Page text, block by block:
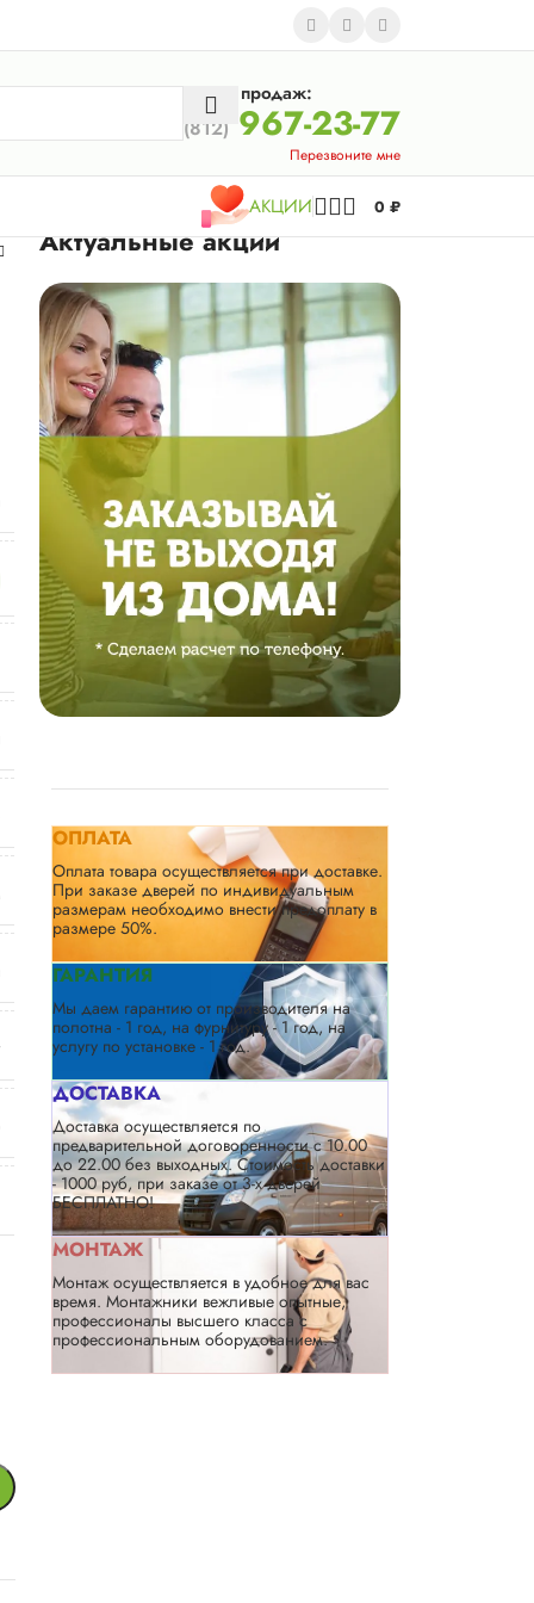
Отдел продаж:
(812) 967-23-77
Перезвоните мне
АКЦИИ 0 ₽
Актуальные акции
ОПЛАТА
Оплата товара осуществляется при доставке.
При заказе дверей по индивидуальным
размерам необходимо внести предоплату в
размере 50%.
ГАРАНТИЯ
Мы даем гарантию от производителя на
полотна - 1 год, на фурнитуру - 1 год, на
услугу по установке - 1 год.
ДОСТАВКА
Доставка осуществляется по
предварительной договоренности с 10.00
до 22.00 без выходных. Стоимость доставки
- 1000 руб, при заказе от 3-х дверей
БЕСПЛАТНО!
МОНТАЖ
Монтаж осуществляется в удобное для вас
время. Монтажники вежливые опытные,
профессионалы высшего класса с
профессиональным оборудованием.